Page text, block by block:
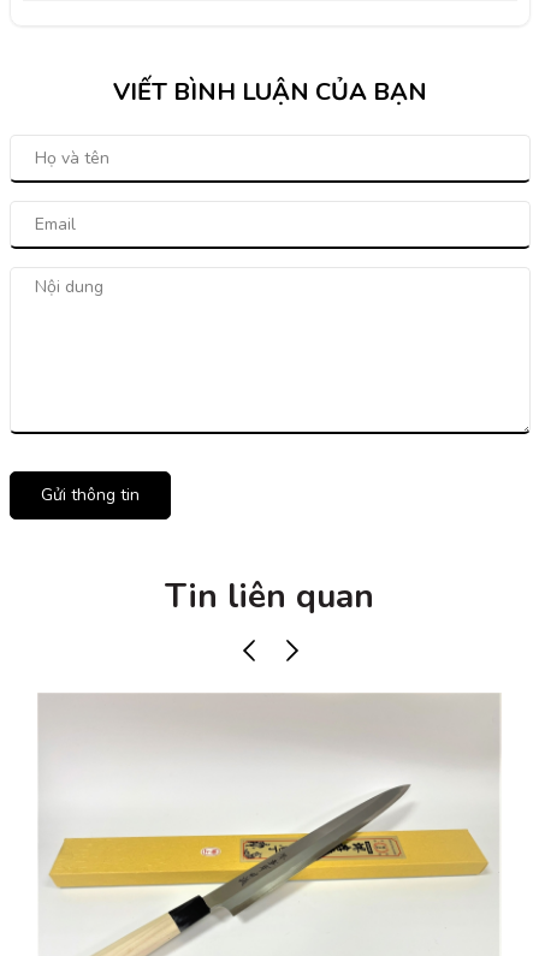
VIẾT BÌNH LUẬN CỦA BẠN
Gửi thông tin
Tin liên quan